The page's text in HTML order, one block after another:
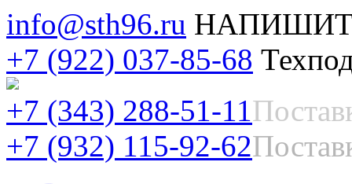
info@sth96.ru
+7 (922) 037-85-68
+7 (343) 288-51-11
+7 (932) 115-92-62